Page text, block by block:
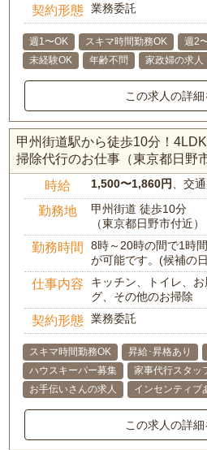
契約形態 業務委託
週1〜OK スキマ時間勤務OK 週2
未経験OK
年齢不問 家政婦の求人
この求人の詳
甲州街道駅から徒歩10分！
掃除代行のお仕事（東京都日野
時給 1,500〜1,860円 、交
勤務地
甲州街道 徒歩10分
（東京都日野市付近）
勤務時間
8時～20時の間で1時
が可能です。(候補の
仕事内容
キッチン、トイレ、
グ、その他のお掃除
契約形態 業務委託
スキマ時間勤務OK 昇給･昇格あり
ハウスキーパー募集
家事代行スタッ
お手伝いさんの求人
インセンティブ
この求人の詳